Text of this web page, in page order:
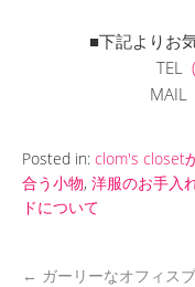
■下記よりお
TEL
MAIL
Posted in: clom's closet
合う小物, 洋服のお手入
ドについて
← ガーリーなオフィス